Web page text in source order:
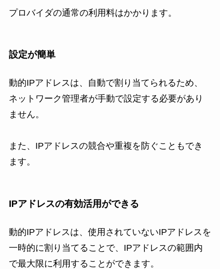
プロバイダの通常の利用料はかかります。
設定が簡単
動的IPアドレスは、自動で割り当てられるため、
ネットワーク管理者が手動で設定する必要があり
ません。
また、IPアドレスの競合や重複を防ぐこともでき
ます。
IPアドレスの有効活用ができる
動的IPアドレスは、使用されていないIPアドレスを
一時的に割り当てることで、IPアドレスの範囲内
で最大限に利用することができます。